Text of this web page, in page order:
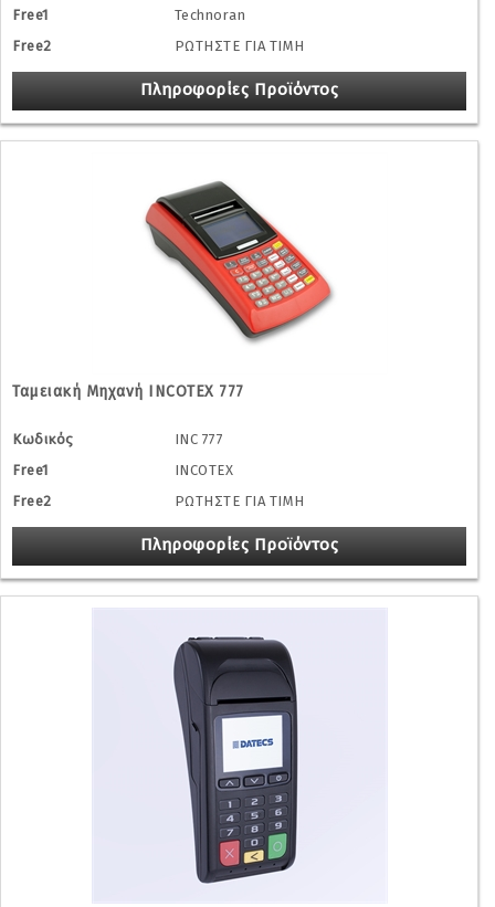
Free1
Technoran
Free2
ΡΩΤΗΣΤΕ ΓΙΑ ΤΙΜΗ
Πληροφορίες Προϊόντος
Ταμειακή Μηχανή INCOTEX 777
Κωδικός
INC 777
Free1
INCOTEX
Free2
ΡΩΤΗΣΤΕ ΓΙΑ ΤΙΜΗ
Πληροφορίες Προϊόντος